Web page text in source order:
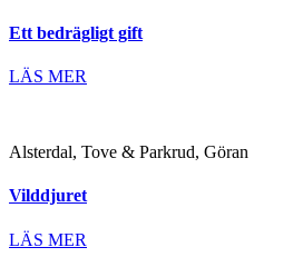
Ett bedrägligt gift
LÄS MER
Alsterdal, Tove & Parkrud, Göran
Vilddjuret
LÄS MER